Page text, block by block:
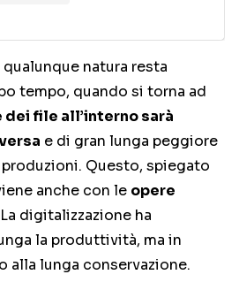
natura resta
tempo, quando si torna ad
file all’interno sarà
e di gran lunga peggiore
Questo, spiegato
anche con le opere
digitalizzazione ha
la produttività, ma in
alla lunga conservazione.